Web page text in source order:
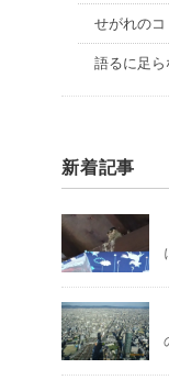
せがれのコ
語るに足ら
新着記事